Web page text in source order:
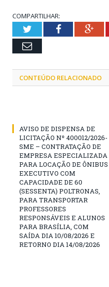
COMPARTILHAR:
TwitterFacebook
Email
CONTEÚDO RELACIONADO
AVISO DE DISPENSA DE
LICITAÇÃO Nº 400012/2026-
SME – CONTRATAÇÃO DE
EMPRESA ESPECIALIZADA
PARA LOCAÇÃO DE ÔNIBUS
EXECUTIVO COM
CAPACIDADE DE 60
(SESSENTA) POLTRONAS,
PARA TRANSPORTAR
PROFESSORES
RESPONSÁVEIS E ALUNOS
PARA BRASÍLIA, COM
SAÍDA DIA 10/08/2026 E
RETORNO DIA 14/08/2026